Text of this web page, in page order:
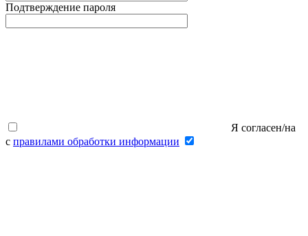
Подтверждение пароля
Я согласен/на
с правилами обработки информации